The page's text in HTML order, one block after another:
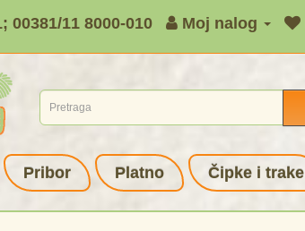
00381/11 8000-010 Moj nalog
Pribor Platno Čipke i trake